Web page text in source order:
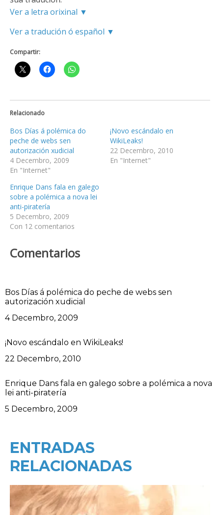
Ver a letra orixinal ▼
Ver a tradución ó español ▼
Compartir:
Relacionado
Bos Días á polémica do
peche de webs sen
autorización xudicial
4 Decembro, 2009
En "Internet"
¡Novo escándalo en
WikiLeaks!
22 Decembro, 2010
En "Internet"
Enrique Dans fala en galego
sobre a polémica a nova lei
anti-piratería
5 Decembro, 2009
Con 12 comentarios
Comentarios
Bos Días á polémica do peche de webs sen
autorización xudicial
Data
4 Decembro, 2009
¡Novo escándalo en WikiLeaks!
Data
22 Decembro, 2010
Enrique Dans fala en galego sobre a polémica a nova
lei anti-piratería
Data
5 Decembro, 2009
ENTRADAS
RELACIONADAS